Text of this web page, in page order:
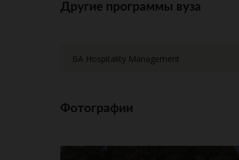
Другие программы вуза
BA Hospitality Management
Фотографии